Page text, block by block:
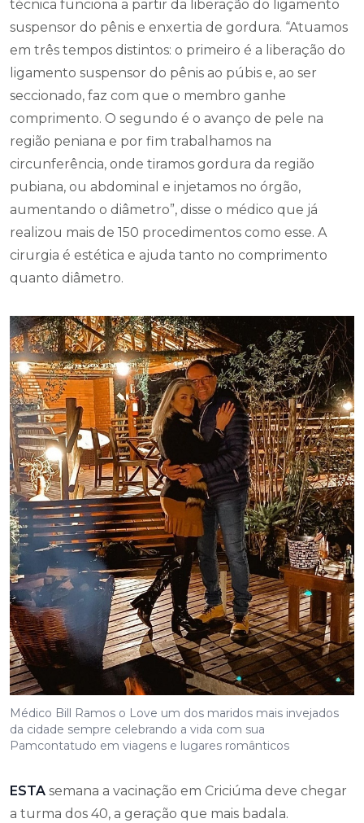
técnica funciona a partir da liberação do ligamento
suspensor do pênis e enxertia de gordura. “Atuamos
em três tempos distintos: o primeiro é a liberação do
ligamento suspensor do pênis ao púbis e, ao ser
seccionado, faz com que o membro ganhe
comprimento. O segundo é o avanço de pele na
região peniana e por fim trabalhamos na
circunferência, onde tiramos gordura da região
pubiana, ou abdominal e injetamos no órgão,
aumentando o diâmetro”, disse o médico que já
realizou mais de 150 procedimentos como esse. A
cirurgia é estética e ajuda tanto no comprimento
quanto diâmetro.
Médico Bill Ramos o Love um dos maridos mais invejados
da cidade sempre celebrando a vida com sua
Pamcontatudo em viagens e lugares românticos
ESTA semana a vacinação em Criciúma deve chegar
a turma dos 40, a geração que mais badala.